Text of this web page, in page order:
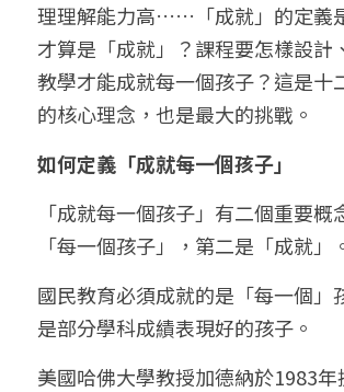
理理解能力高……「成就」的定義
才算是「成就」？課程要怎樣設計
教學才能成就每一個孩子？這是十
的核心理念，也是最大的挑戰。
如何定義「成就每一個孩子」
「成就每一個孩子」有二個重要概
「每一個孩子」，第二是「成就」
國民教育必須成就的是「每一個」
是部分學科成績表現好的孩子。
美國哈佛大學教授加德納於1983